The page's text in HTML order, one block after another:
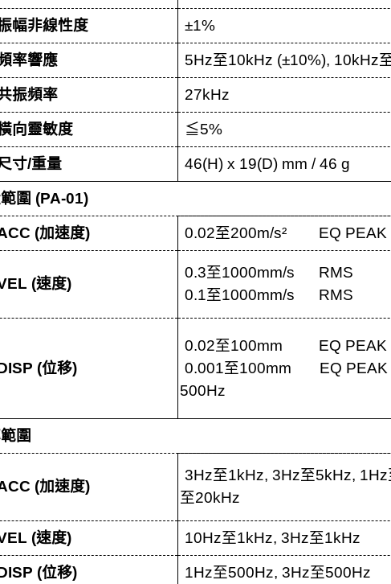
幅非線性度 ±1%
率響應 5Hz至10kHz (±10%), 10kHz
振頻率 27kHz
向靈敏度 ≦5%
寸/重量 46(H) x 19(D) mm / 46 g
圍 (PA-01)
(加速度) 0.02至200m/s² EQ PEAK
(速度)
0.3至1000mm/s RMS
0.1至1000mm/s RMS
(位移)
0.02至100mm EQ PEAK
0.001至100mm EQ PEAK
500Hz
圍
(加速度)
3Hz至1kHz, 3Hz至5kHz, 1Hz
至20kHz
(速度) 10Hz至1kHz, 3Hz至1kHz
(位移) 1Hz至500Hz, 3Hz至500Hz